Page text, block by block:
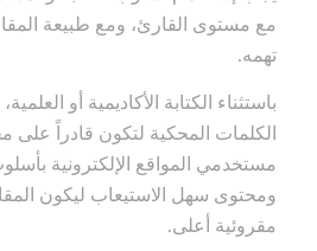
مع مستوى القارئ، ومع طبيعة
تهمه.
باستثناء الكتابة الأكاديمية أو
الكلمات المحكية لتكون قادراً
مستخدمي المواقع الإلكترونية
ومحتوى سهل الاستيعاب ليكون
مقروئية أعلى.